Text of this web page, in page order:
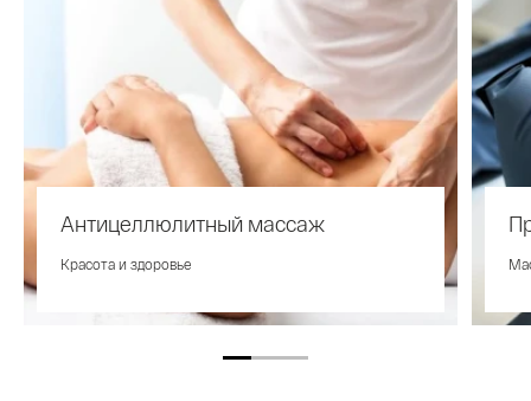
Антицеллюлитный массаж
Красота и здоровье